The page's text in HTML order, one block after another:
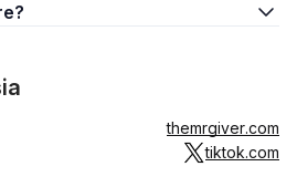
themrgiver.com
tiktok.com